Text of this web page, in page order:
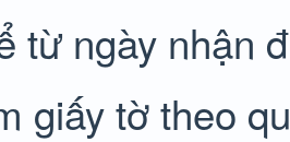
từ ngày nhận
giấy tờ theo